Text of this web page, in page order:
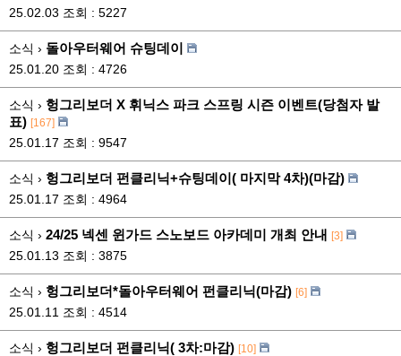
25.02.03 조회 : 5227
소식 › 돌아우터웨어 슈팅데이
25.01.20 조회 : 4726
소식 › 헝그리보더 X 휘닉스 파크 스프링 시즌 이벤트(당첨자 발
표) [167]
25.01.17 조회 : 9547
소식 › 헝그리보더 펀클리닉+슈팅데이( 마지막 4차)(마감)
25.01.17 조회 : 4964
소식 › 24/25 넥센 윈가드 스노보드 아카데미 개최 안내 [3]
25.01.13 조회 : 3875
소식 › 헝그리보더*돌아우터웨어 펀클리닉(마감) [6]
25.01.11 조회 : 4514
소식 › 헝그리보더 펀클리닉( 3차:마감) [10]